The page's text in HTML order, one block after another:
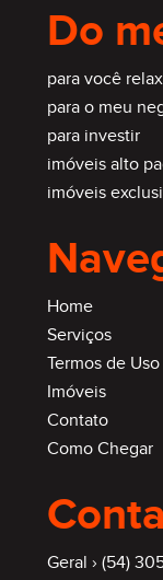
Do
para você
para o meu
para investir
imóveis alto
imóveis
Home
Serviços
Termos de Uso
Imóveis
Contato
Como Chegar
Geral › (54)